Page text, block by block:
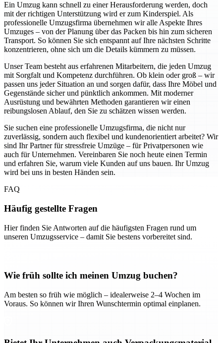
Ein Umzug kann schnell zu einer Herausforderung werden, doch
mit der richtigen Unterstützung wird er zum Kinderspiel. Als
professionelle Umzugsfirma übernehmen wir alle Aspekte Ihres
Umzuges – von der Planung über das Packen bis hin zum sicheren
Transport. So können Sie sich entspannt auf Ihre nächsten Schritte
konzentrieren, ohne sich um die Details kümmern zu müssen.
Unser Team besteht aus erfahrenen Mitarbeitern, die jeden Umzug
mit Sorgfalt und Kompetenz durchführen. Ob klein oder groß – wir
passen uns jeder Situation an und sorgen dafür, dass Ihre Möbel und
Gegenstände sicher und pünktlich ankommen. Mit moderner
Ausrüstung und bewährten Methoden garantieren wir einen
reibungslosen Ablauf, den Sie zu schätzen wissen werden.
Sie suchen eine professionelle Umzugsfirma, die nicht nur
zuverlässig, sondern auch flexibel und kundenorientiert arbeitet? Wir
sind Ihr Partner für stressfreie Umzüge – für Privatpersonen wie
auch für Unternehmen. Vereinbaren Sie noch heute einen Termin
und erfahren Sie, warum viele Kunden auf uns bauen. Ihr Umzug
wird bei uns in besten Händen sein.
FAQ
Häufig gestellte Fragen
Hier finden Sie Antworten auf die häufigsten Fragen rund um
unseren Umzugsservice – damit Sie bestens vorbereitet sind.
Wie früh sollte ich meinen Umzug buchen?
Am besten so früh wie möglich – idealerweise 2–4 Wochen im
Voraus. So können wir Ihren Wunschtermin optimal einplanen.